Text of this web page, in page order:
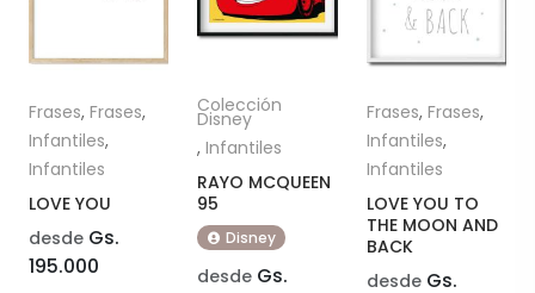
Frases, Frases,
Infantiles,
Infantiles
LOVE YOU
desde Gs.
195.000
Colección
Disney
,Infantiles
RAYO MCQUEEN
95
Disney
desde Gs.
Frases, Frases,
Infantiles,
Infantiles
LOVE YOU TO
THE MOON AND
BACK
desdeGs.